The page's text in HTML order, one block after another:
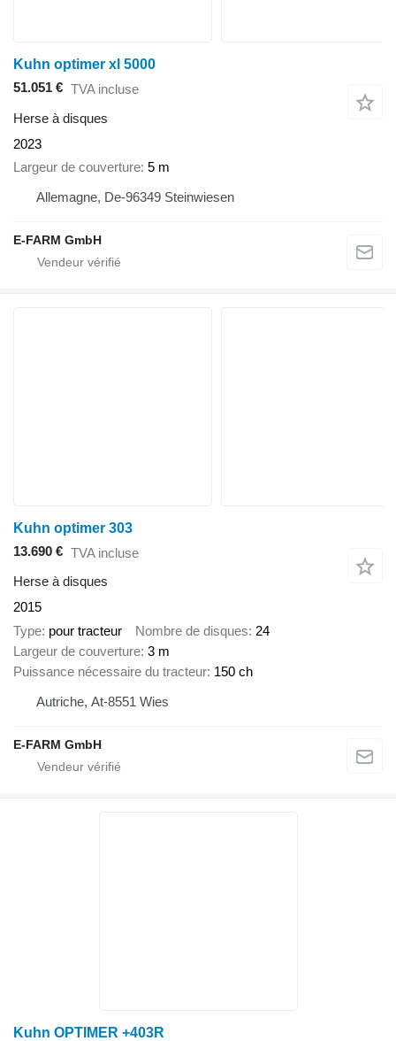
Kuhn optimer xl 5000
51.051 € TVA incluse
Herse à disques
2023
Largeur de couverture 5 m
Allemagne, De-96349 Steinwiesen
E-FARM GmbH
Kuhn optimer 303
13.690 € TVA incluse
Herse à disques
2015
Type pour tracteur Nombre de disques 24
Largeur de couverture 3 m
Puissance nécessaire du tracteur 150 ch
Autriche, At-8551 Wies
E-FARM GmbH
Kuhn OPTIMER +403R